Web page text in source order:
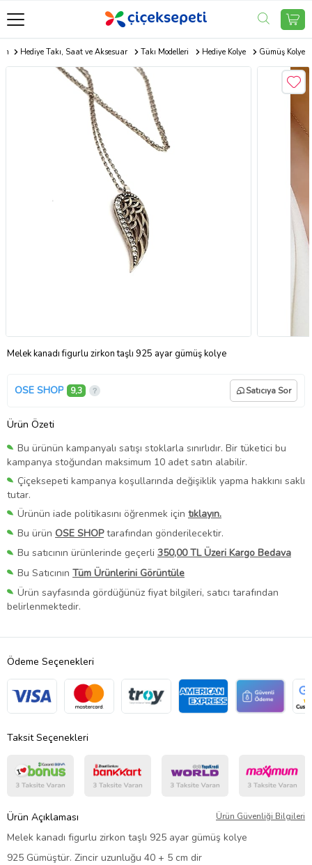
Hediye Takı, Saat ve Aksesuar Takı Modelleri Hediye Kolye Gümüş Kolye
Melek kanadı figurlu zirkon taşlı 925 ayar gümüş kolye
OSE SHOP 9,3 Satıcıya Sor
Ürün Özeti
Bu ürünün kampanyalı satışı stoklarla sınırlıdır. Bir tüketici bu
kampanya stoğundan maksimum 10 adet satın alabilir.
Çiçeksepeti kampanya koşullarında değişiklik yapma hakkını saklı
tutar.
Ürünün iade politikasını öğrenmek için tıklayın.
Bu ürün OSE SHOPtarafından gönderilecektir.
Bu satıcının ürünlerinde geçerli 350,00 TL Üzeri Kargo Bedava
Bu Satıcının Tüm Ürünlerini Görüntüle
Ürün sayfasında gördüğünüz fiyat bilgileri, satıcı tarafından
belirlenmektedir.
Ödeme Seçenekleri
Taksit Seçenekleri
Ürün Açıklaması Ürün Güvenliği Bilgileri
Melek kanadı figurlu zirkon taşlı 925 ayar gümüş kolye
925 Gümüştür. Zincir uzunluğu 40 + 5 cm dir